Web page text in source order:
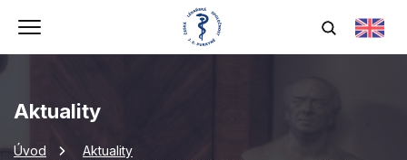
Aktuality
Úvod
Aktuality